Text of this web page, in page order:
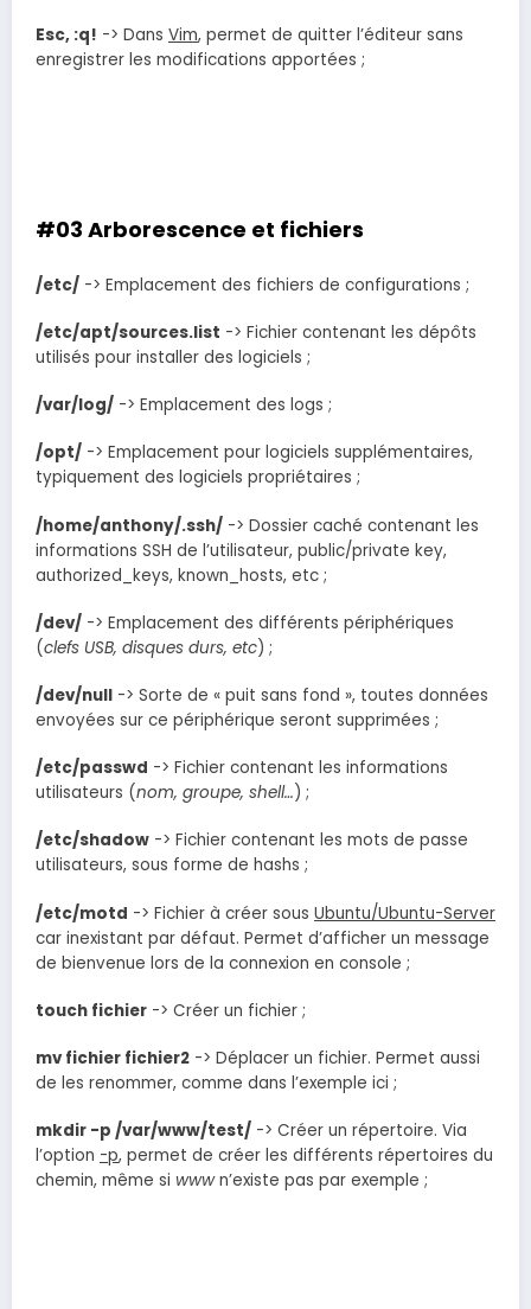
Esc, :q! -> Dans Vim, permet de quitter l’éditeur sans
enregistrer les modifications apportées ;
#03 Arborescence et fichiers
/etc/ -> Emplacement des fichiers de configurations ;
/etc/apt/sources.list -> Fichier contenant les dépôts
utilisés pour installer des logiciels ;
/var/log/ -> Emplacement des logs ;
/opt/ -> Emplacement pour logiciels supplémentaires,
typiquement des logiciels propriétaires ;
/home/anthony/.ssh/ -> Dossier caché contenant les
informations SSH de l’utilisateur, public/private key,
authorized_keys, known_hosts, etc ;
/dev/ -> Emplacement des différents périphériques
(clefs USB, disques durs, etc) ;
/dev/null -> Sorte de « puit sans fond », toutes données
envoyées sur ce périphérique seront supprimées ;
/etc/passwd -> Fichier contenant les informations
utilisateurs (nom, groupe, shell…) ;
/etc/shadow -> Fichier contenant les mots de passe
utilisateurs, sous forme de hashs ;
/etc/motd -> Fichier à créer sous Ubuntu/Ubuntu-Server
car inexistant par défaut. Permet d’afficher un message
de bienvenue lors de la connexion en console ;
touch fichier -> Créer un fichier ;
mv fichier fichier2 -> Déplacer un fichier. Permet aussi
de les renommer, comme dans l’exemple ici ;
mkdir -p /var/www/test/ -> Créer un répertoire. Via
l’option -p, permet de créer les différents répertoires du
chemin, même si wwwn’existe pas par exemple ;